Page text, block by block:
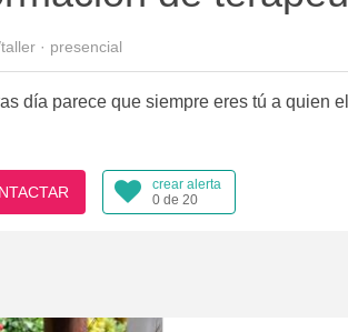
· presencial
día parece que siempre eres tú a quien
crear alerta
0 de 20